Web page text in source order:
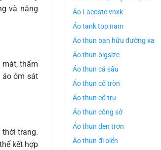
và năng
thấm
áo ôm sát
trang.
kết hợp
Áo Lacoste vnxk
Áo tank top nam
Áo thun bạn hữu đường xa
Áo thun bigsize
Áo thun cá sấu
Áo thun cổ tròn
Áo thun cổ trụ
Áo thun công sở
Áo thun đen trơn
Áo thun đi biển